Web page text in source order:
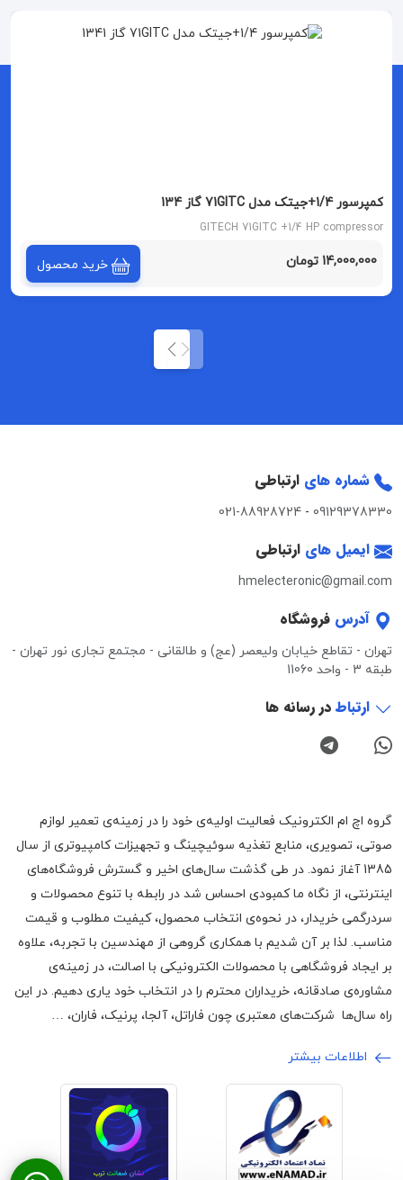
کمپرسور 1/4+جیتک مدل 71GITC گاز 134
GITECH 71GITC +1/4 HP compressor
14,000,000 تومان خرید محصول
شماره های ارتباطی
09129378330
-
021-88928724
ایمیل های ارتباطی
hmelecteronic@gmail.com
آدرس فروشگاه
تهران - تقاطع خیابان ولیعصر (عج) و طالقانی - مجتمع تجاری نور تهران -
طبقه 3 - واحد 11060
ارتباطدر رسانه ها
گروه اچ ام الکترونیک فعالیت اولیه‌ی خود را در زمینه‌‌ی تعمیر لوازم
صوتی، تصویری، منابع تغذیه سوئیچینگ و تجهیزات کامپیوتری از سال
1385 آغاز نمود. در طی گذشت سال‌های اخیر و گسترش فروشگاه‌های
اینترنتی، از نگاه ما کمبودی احساس شد در رابطه با تنوع محصولات و
سردرگمی خریدار، در نحوه‌ی انتخاب محصول، کیفیت مطلوب و قیمت
مناسب. لذا بر آن شدیم با همکاری گروهی از مهندسین با تجربه، علاوه
بر ایجاد فروشگاهی با محصولات الکترونیکی با اصالت، در زمینه‌ی
مشاوره‌ی صادقانه، خریداران محترم را در انتخاب خود یاری دهیم. در این
راه سال‌ها شرکت‌های معتبری چون فاراتل، آلجا، پرنیک، فاران، …
اطلاعات بیشتر